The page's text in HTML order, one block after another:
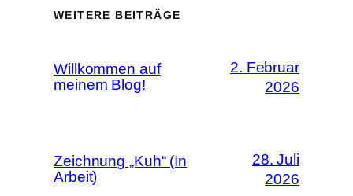
WEITERE BEITRÄGE
Willkommen auf
meinem Blog!
2. Februar
2026
Zeichnung „Kuh“ (In
Arbeit)
28. Juli
2026